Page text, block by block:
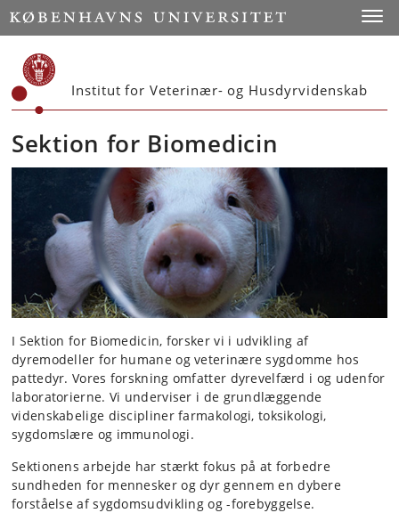
Start
Institut for Veterinær- og Husdyrvidenskab
Sektion for Biomedicin
I Sektion for Biomedicin, forsker vi i udvikling af
dyremodeller for humane og veterinære sygdomme hos
pattedyr. Vores forskning omfatter dyrevelfærd i og udenfor
laboratorierne. Vi underviser i de grundlæggende
videnskabelige discipliner farmakologi, toksikologi,
sygdomslære og immunologi.
Sektionens arbejde har stærkt fokus på at forbedre
sundheden for mennesker og dyr gennem en dybere
forståelse af sygdomsudvikling og -forebyggelse.